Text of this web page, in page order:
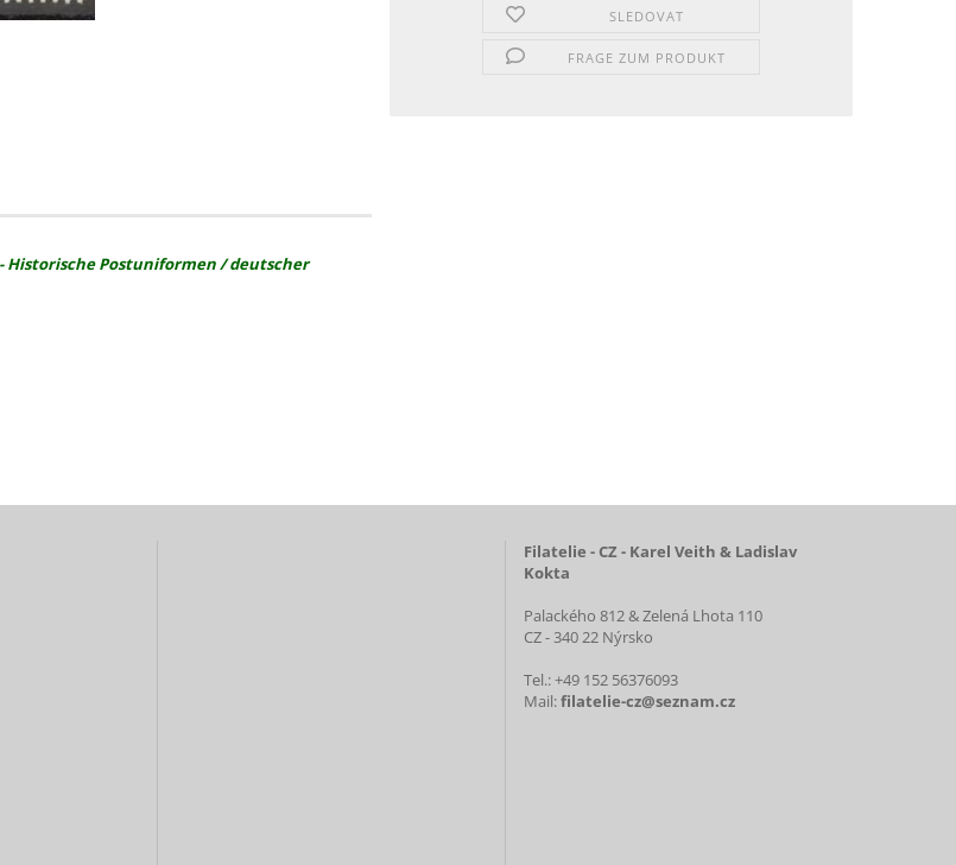
SLEDOVAT
FRAGE ZUM PRODUKT
Historische Postuniformen / deutscher
Filatelie - CZ - Karel Veith & Ladislav
Kokta
Palackého 812 & Zelená Lhota 110
CZ - 340 22 Nýrsko
Tel.: +49 152 56376093
Mail:filatelie-cz@seznam.cz